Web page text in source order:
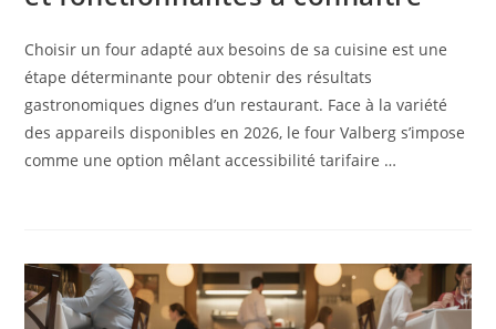
Choisir un four adapté aux besoins de sa cuisine est une
étape déterminante pour obtenir des résultats
gastronomiques dignes d’un restaurant. Face à la variété
des appareils disponibles en 2026, le four Valberg s’impose
comme une option mêlant accessibilité tarifaire …